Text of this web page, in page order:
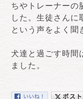
ちやトレーナーの
した。生徒さんに
という声をよく聞
犬達と過ごす時間
ました。